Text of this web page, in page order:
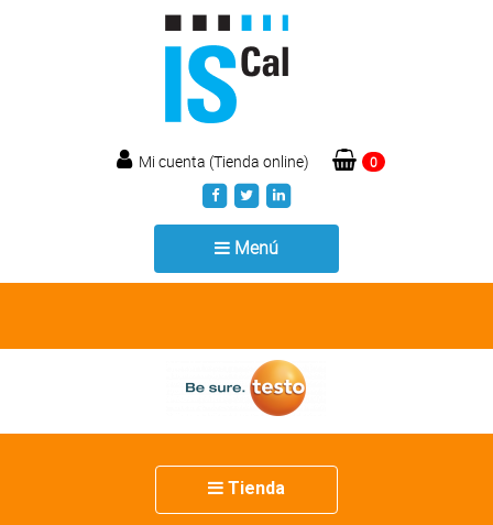
Mi cuenta (Tienda online) 0
Menú
navigation
Tienda
navigation